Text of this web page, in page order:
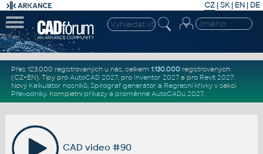
CZ | SK| EN | DE
Přes 123.000 registrovaných u nás, celkem 1.130.000registrovaných
(CZ+EN). Tipy pro AutoCAD 2027, pro Inventor 2027a pro Revit 2027.
Nový Kalkulátor nosníků, Spirograf generátor a Regresní křivkyv sekci
Převodníky. Kompletní příkazya proměnné AutoCADu 2027.
CAD video #90